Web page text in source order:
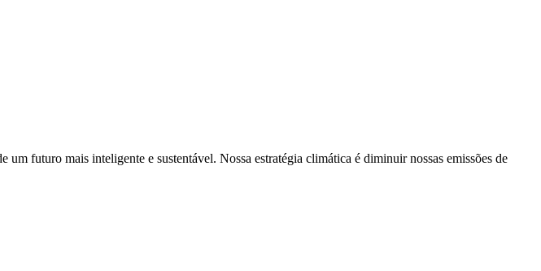
futuro mais inteligente e sustentável. Nossa estratégia climática é diminuir nossas emissões de